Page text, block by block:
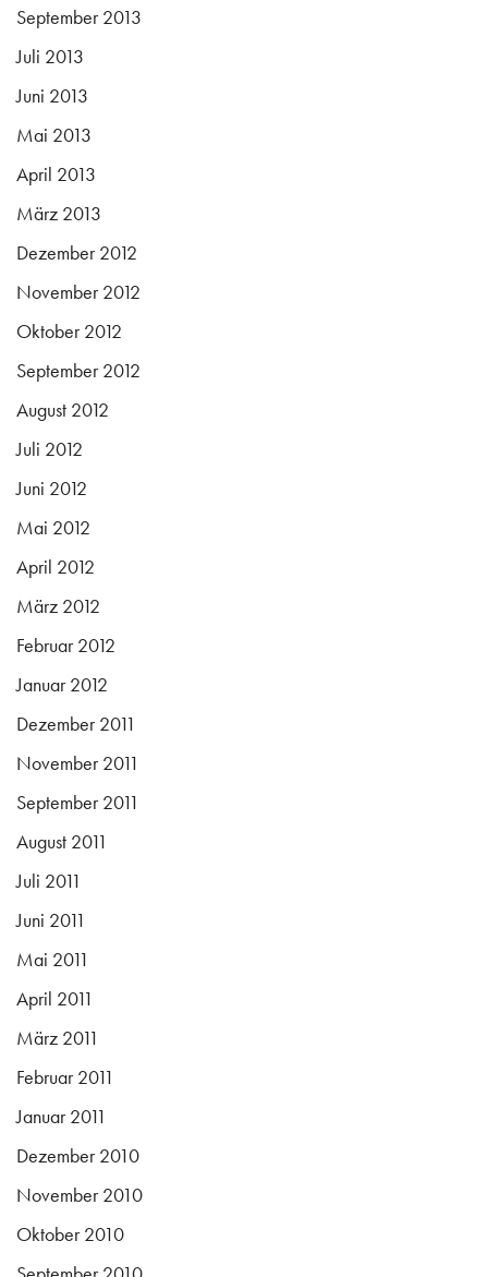
September 2013
Juli 2013
Juni 2013
Mai 2013
April 2013
März 2013
Dezember 2012
November 2012
Oktober 2012
September 2012
August 2012
Juli 2012
Juni 2012
Mai 2012
April 2012
März 2012
Februar 2012
Januar 2012
Dezember 2011
November 2011
September 2011
August 2011
Juli 2011
Juni 2011
Mai 2011
April 2011
März 2011
Februar 2011
Januar 2011
Dezember 2010
November 2010
Oktober 2010